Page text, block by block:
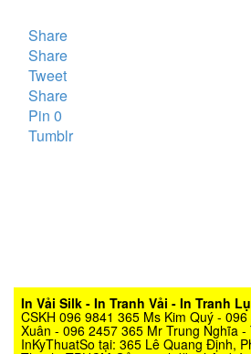
Share
Share
Tweet
Share
Pin 0
Tumblr
In Vải Silk - In Tranh Vải - In Tranh
CSKH 096 9841 365 Ms Kim Quý -
Xuân - 096 2457 365 Mr Trung Nghĩa
InKyThuatSo tại: 365 Lê Quang Định,